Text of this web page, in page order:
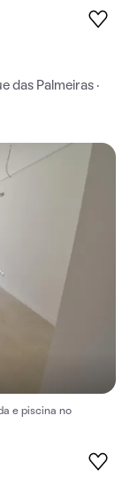
das Palmeiras ·
e piscina no